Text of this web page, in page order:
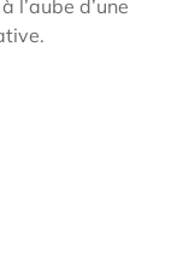
l’aube d’une